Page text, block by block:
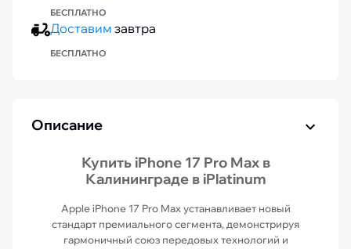
БЕСПЛАТНО
Доставим завтра
БЕСПЛАТНО
Описание
Купить iPhone 17 Pro Max в
Калининграде в iPlatinum
Apple iPhone 17 Pro Max устанавливает новый
стандарт премиального сегмента, демонстрируя
гармоничный союз передовых технологий и